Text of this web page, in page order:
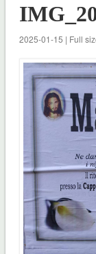
2025-01-15 | Full